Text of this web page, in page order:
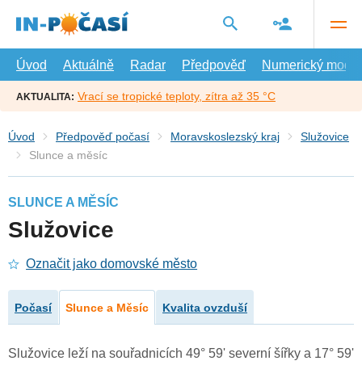
hlavní
Úvod
Aktuálně Radar Předpověď Numerický model
AKTUALITA: Vrací se tropické teploty, zítra až 35 °C
Úvod Předpověď počasí Moravskoslezský kraj
Služovice
Slunce a měsíc
SLUNCE A MĚSÍC
Služovice
Označit jako domovské město
Počasí Slunce a Měsíc Kvalita ovzduší
Služovice leží na souřadnicích 49° 59' severní šířky a 17° 59'